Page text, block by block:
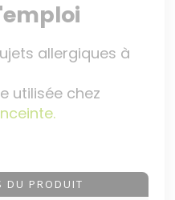
allergiques à
utilisée chez
DU PRODUIT